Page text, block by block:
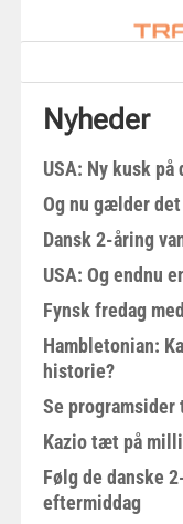
Nyheder
USA: Ny kusk på
Og nu gælder
Dansk 2-åring
USA: Og endnu
Fynsk fredag
Hambletonian:
historie?
Se
Kazio tæt på
Følg de danske
eftermiddag